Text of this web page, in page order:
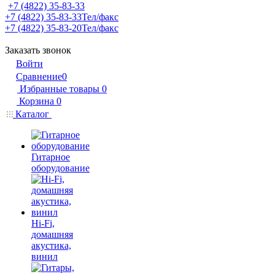
+7 (4822) 35-83-33
+7 (4822) 35-83-33Тел/факс
+7 (4822) 35-83-20Тел/факс
Заказать звонок
Войти
Сравнение0
Избранные товары 0
Корзина 0
Каталог
Гитарное
оборудование
Hi-Fi,
домашняя
акустика,
винил